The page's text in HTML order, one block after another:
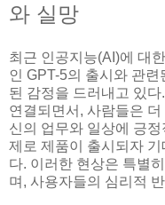
와 실망
최근 인공지능(AI)에 대
인 GPT-5의 출시와 관
된 감정을 드러내고 있다
연결되면서, 사람들은
신의 업무와 일상에 긍
제로 제품이 출시되자
다. 이러한 현상은 특별
며, 사용자들의 심리적